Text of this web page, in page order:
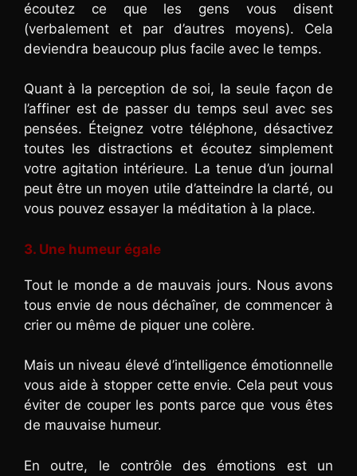
écoutez ce que les gens vous disent
(verbalement et par d’autres moyens). Cela
deviendra beaucoup plus facile avec le temps.
Quant à la perception de soi, la seule façon de
l’affiner est de passer du temps seul avec ses
pensées. Éteignez votre téléphone, désactivez
toutes les distractions et écoutez simplement
votre agitation intérieure. La tenue d’un journal
peut être un moyen utile d’atteindre la clarté, ou
vous pouvez essayer la méditation à la place.
3. Une humeur égale
Tout le monde a de mauvais jours. Nous avons
tous envie de nous déchaîner, de commencer à
crier ou même de piquer une colère.
Mais un niveau élevé d’intelligence émotionnelle
vous aide à stopper cette envie. Cela peut vous
éviter de couper les ponts parce que vous êtes
de mauvaise humeur.
En outre, le contrôle des émotions est un